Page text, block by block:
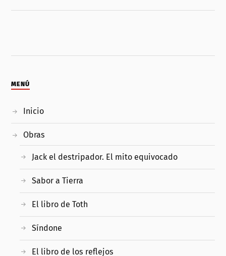
MENÚ
Inicio
Obras
Jack el destripador. El mito equivocado
Sabor a Tierra
El libro de Toth
Síndone
El libro de los reflejos